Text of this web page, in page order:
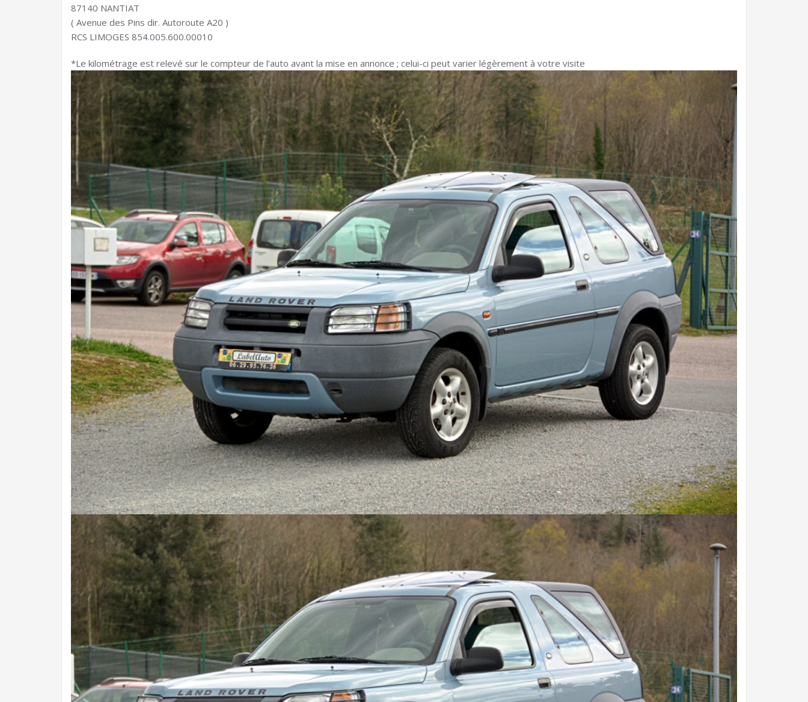
87140 NANTIAT
( Avenue des Pins dir. Autoroute A20 )
RCS LIMOGES 854.005.600.00010
*Le kilométrage est relevé sur le compteur de l’auto avant la mise en annonce ; celui-ci peut varier légèrement à votre visite